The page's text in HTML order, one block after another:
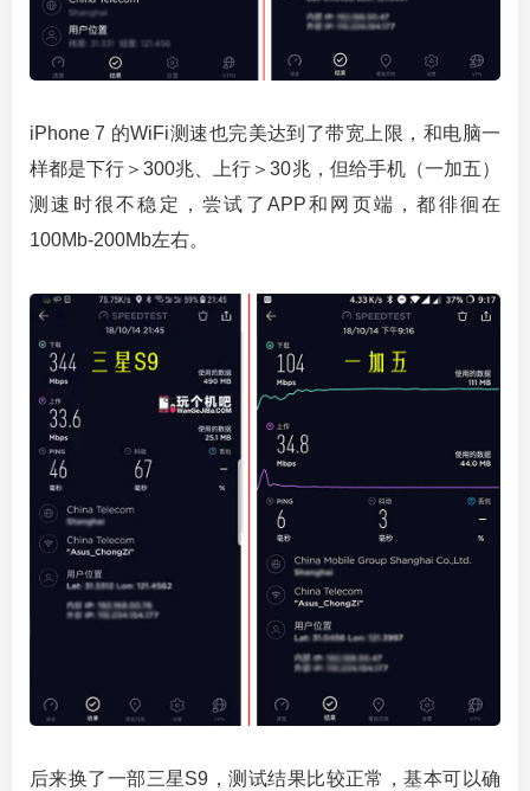
iPhone 7 的WiFi测速也完美达到了带宽上限，和电脑一
样都是下行＞300兆、上行＞30兆，但给手机（一加五）
测速时很不稳定，尝试了APP和网页端，都徘徊在
100Mb-200Mb左右。
后来换了一部三星S9，测试结果比较正常，基本可以确